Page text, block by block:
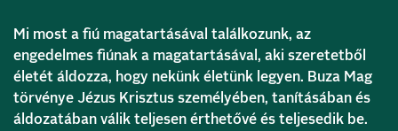
Mi most a fiú magatartásával találkozunk, az
engedelmes fiúnak a magatartásával, aki szeretetből
életét áldozza, hogy nekünk életünk legyen. Buza Mag
törvénye Jézus Krisztus személyében, tanításában és
áldozatában válik teljesen érthetővé és teljesedik be.